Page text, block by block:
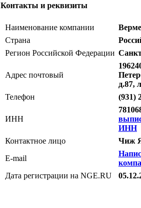
Контакты и реквизиты
Наименование компании
Страна
Регион Российской Федерации
Адрес почтовый
д.87,
Телефон
(931)
ИНН
ИНН
Контактное лицо
Чиж
E-mail
Дата регистрации на NGE.RU